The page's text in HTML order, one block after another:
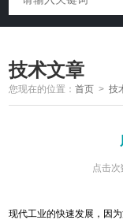
技术文章
您现在的位置：首页 >技
点击
现代工业的快速发展，因